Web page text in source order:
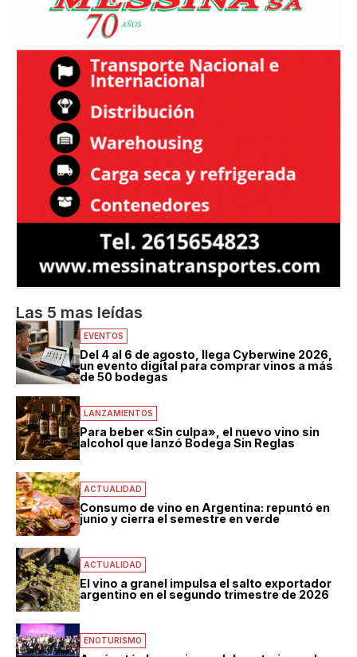
Las 5 mas leídas
EVENTOS
Del 4 al 6 de agosto, llega Cyberwine 2026,
un evento digital para comprar vinos a más
de 50 bodegas
LANZAMIENTOS
Para beber «Sin culpa», el nuevo vino sin
alcohol que lanzó Bodega Sin Reglas
ACTUALIDAD
Consumo de vino en Argentina: repuntó en
junio y cierra el semestre en verde
ACTUALIDAD
El vino a granel impulsa el salto exportador
argentino en el segundo trimestre de 2026
ENOTURISMO